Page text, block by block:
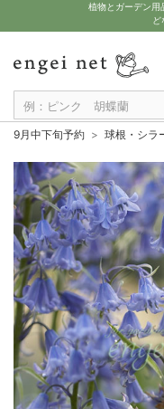
植物とガーデン
ど
9月中下旬予約 球根・シラ